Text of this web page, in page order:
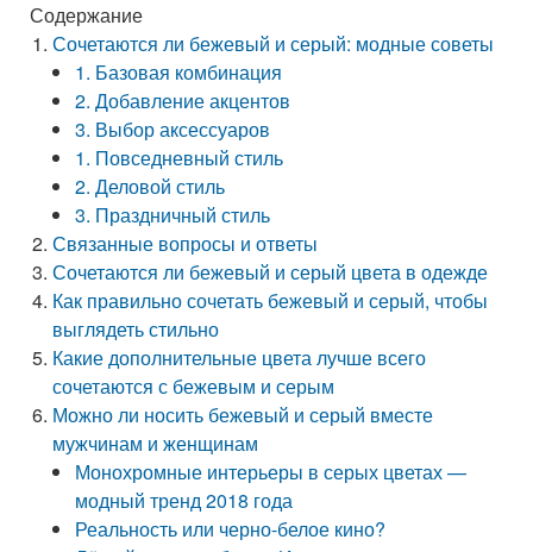
Содержание
Сочетаются ли бежевый и серый: модные советы
1. Базовая комбинация
2. Добавление акцентов
3. Выбор аксессуаров
1. Повседневный стиль
2. Деловой стиль
3. Праздничный стиль
Связанные вопросы и ответы
Сочетаются ли бежевый и серый цвета в одежде
Как правильно сочетать бежевый и серый, чтобы
выглядеть стильно
Какие дополнительные цвета лучше всего
сочетаются с бежевым и серым
Можно ли носить бежевый и серый вместе
мужчинам и женщинам
Монохромные интерьеры в серых цветах —
модный тренд 2018 года
Реальность или черно-белое кино?